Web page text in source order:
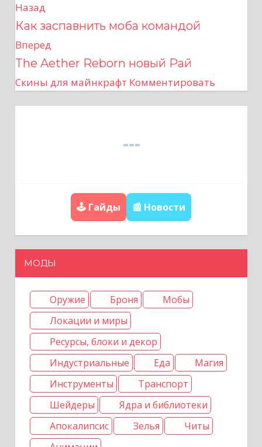
Н
а
в
и
Назад
Как заспавнить моба командой
Вперед
The Aether Reborn новый Рай
Скины для майнкрафт Комментировать
🕹️ Гайды 📰 Новости
МОДЫ
Оружие Броня
Мобы
Локации и миры
Ресурсы, блоки и декор
Индустриальные
Еда
Магия
Инструменты
Транспорт
Шейдеры
Ядра и библиотеки
Апокалипсис
Зелья
Читы